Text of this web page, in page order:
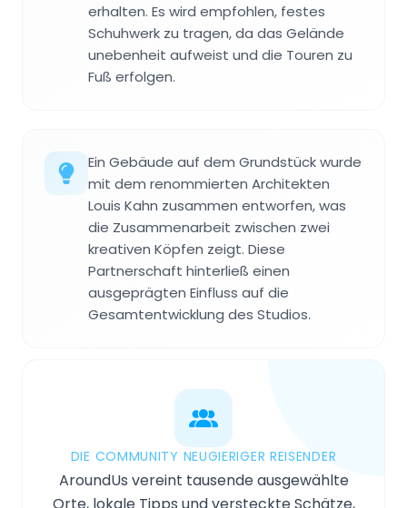
erhalten. Es wird empfohlen, festes
Schuhwerk zu tragen, da das Gelände
unebenheit aufweist und die Touren zu
Fuß erfolgen.
Ein Gebäude auf dem Grundstück wurde
mit dem renommierten Architekten
Louis Kahn zusammen entworfen, was
die Zusammenarbeit zwischen zwei
kreativen Köpfen zeigt. Diese
Partnerschaft hinterließ einen
ausgeprägten Einfluss auf die
Gesamtentwicklung des Studios.
DIE COMMUNITY NEUGIERIGER REISENDER
AroundUs vereint tausende ausgewählte
Orte, lokale Tipps und versteckte Schätze,